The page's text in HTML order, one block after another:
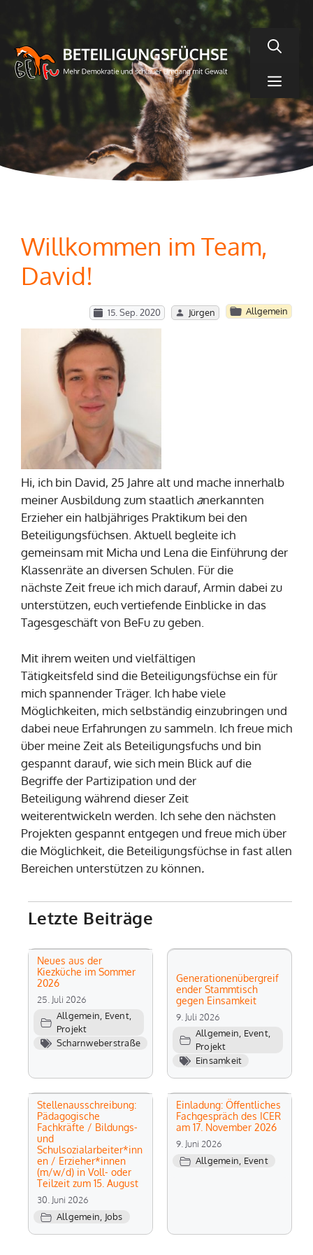
springen
Willkommen im Team,
David!
15. Sep. 2020 Jürgen Allgemein
Hi, ich bin David, 25 Jahre alt und mache innerhalb
meiner Ausbildung zum staatlich anerkannten
Erzieher ein halbjähriges Praktikum bei den
Beteiligungsfüchsen. Aktuell begleite ich
gemeinsam mit Micha und Lena die Einführung der
Klassenräte an diversen Schulen. Für die
nächste Zeit freue ich mich darauf, Armin dabei zu
unterstützen, euch vertiefende Einblicke in das
Tagesgeschäft von BeFu zu geben.
Mit ihrem weiten und vielfältigen
Tätigkeitsfeld sind die Beteiligungsfüchse ein für
mich spannender Träger. Ich habe viele
Möglichkeiten, mich selbständig einzubringen und
dabei neue Erfahrungen zu sammeln. Ich freue mich
über meine Zeit als Beteiligungsfuchs und bin
gespannt darauf, wie sich mein Blick auf die
Begriffe der Partizipation und der
Beteiligung während dieser Zeit
weiterentwickeln werden. Ich sehe den nächsten
Projekten gespannt entgegen und freue mich über
die Möglichkeit, die Beteiligungsfüchse in fast allen
Bereichen unterstützen zu können.
Letzte Beiträge
Neues aus der
Kiezküche im Sommer
2026
25. Juli 2026
Allgemein Event,
Projekt
Scharnweberstraße
Generationenübergreif
ender Stammtisch
gegen Einsamkeit
9. Juli 2026
Allgemein Event,
Projekt
Einsamkeit
Stellenausschreibung:
Pädagogische
Fachkräfte / Bildungs-
und
Schulsozialarbeiter*inn
en / Erzieher*innen
(m/w/d) in Voll- oder
Teilzeit zum 15. August
30. Juni 2026
Allgemein, Jobs
Einladung: Öffentliches
Fachgespräch des ICER
am 17. November 2026
9. Juni 2026
Allgemein, Event